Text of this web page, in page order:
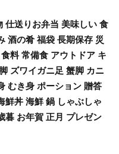
仕送りお弁当 美味しい 食
酒の肴 福袋 長期保存 災
料 常備食 アウトドア キ
ズワイガニ足 蟹脚 カニ
むき身 ポーション 贈答
鮮丼 海鮮 鍋 しゃぶしゃ
暮 お年賀 正月 プレゼン